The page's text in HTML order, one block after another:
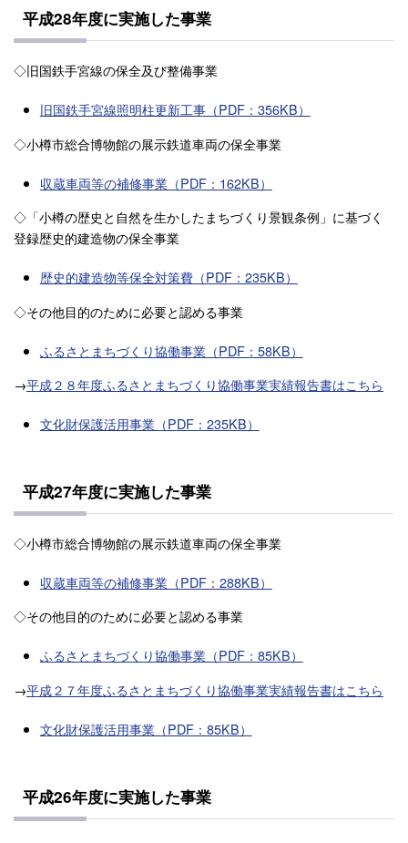
平成28年度に実施した事業
◇旧国鉄手宮線の保全及び整備事業
旧国鉄手宮線照明柱更新工事（PDF：356KB）
◇小樽市総合博物館の展示鉄道車両の保全事業
収蔵車両等の補修事業（PDF：162KB）
◇「小樽の歴史と自然を生かしたまちづくり景観条例」に基づく
登録歴史的建造物の保全事業
歴史的建造物等保全対策費（PDF：235KB）
◇その他目的のために必要と認める事業
ふるさとまちづくり協働事業（PDF：58KB）
→平成２８年度ふるさとまちづくり協働事業実績報告書はこちら
文化財保護活用事業（PDF：235KB）
平成27年度に実施した事業
◇小樽市総合博物館の展示鉄道車両の保全事業
収蔵車両等の補修事業（PDF：288KB）
◇その他目的のために必要と認める事業
ふるさとまちづくり協働事業（PDF：85KB）
→平成２７年度ふるさとまちづくり協働事業実績報告書はこちら
文化財保護活用事業（PDF：85KB）
平成26年度に実施した事業